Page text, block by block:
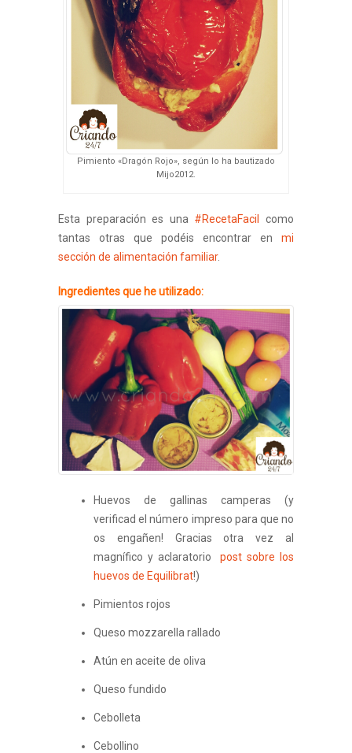
Pimiento «Dragón Rojo», según lo ha bautizado
Mijo2012.
Esta preparación es una #RecetaFacil como
tantas otras que podéis encontrar en mi
sección de alimentación familiar.
Ingredientes que he utilizado:
Huevos de gallinas camperas (y
verificad el número impreso para que no
os engañen! Gracias otra vez al
magnífico y aclaratorio
post sobre los
huevos de Equilibrat!)
Pimientos rojos
Queso mozzarella rallado
Atún en aceite de oliva
Queso fundido
Cebolleta
Cebollino